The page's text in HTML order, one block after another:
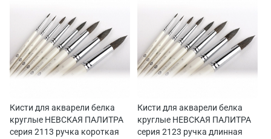
Кисти для акварели белка
круглые НЕВСКАЯ ПАЛИТРА
серия 2113 ручка короткая
Кисти для акварели белка
круглые НЕВСКАЯ ПАЛИТРА
серия 2123 ручка длинная